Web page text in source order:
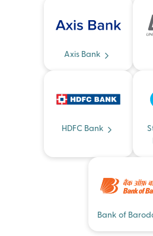
Axis Bank
HDFC Bank
Bank of